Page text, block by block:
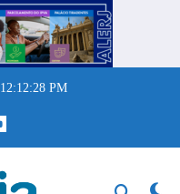
12:12:29 PM